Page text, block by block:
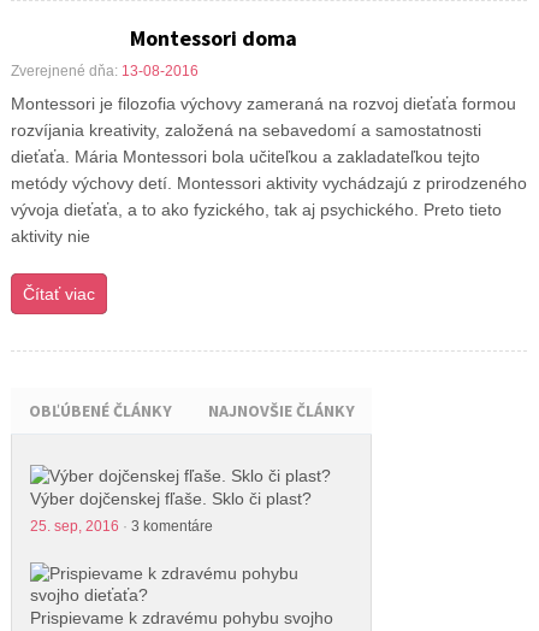
Montessori doma
Zverejnené dňa: 13-08-2016
Montessori je filozofia výchovy zameraná na rozvoj dieťaťa formou
rozvíjania kreativity, založená na sebavedomí a samostatnosti
dieťaťa. Mária Montessori bola učiteľkou a zakladateľkou tejto
metódy výchovy detí. Montessori aktivity vychádzajú z prirodzeného
vývoja dieťaťa, a to ako fyzického, tak aj psychického. Preto tieto
aktivity nie
Čítať viac
OBĽÚBENÉ ČLÁNKY NAJNOVŠIE ČLÁNKY
Výber dojčenskej fľaše. Sklo či plast?
25. sep, 2016 · 3 komentáre
Prispievame k zdravému pohybu svojho